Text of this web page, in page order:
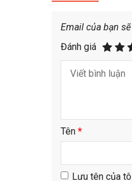
Email của bạn
Đánh giá
Tên *
Lưu tên của